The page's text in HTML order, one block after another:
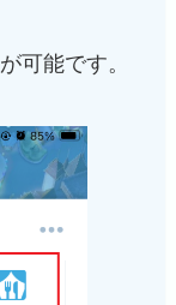
可能です。